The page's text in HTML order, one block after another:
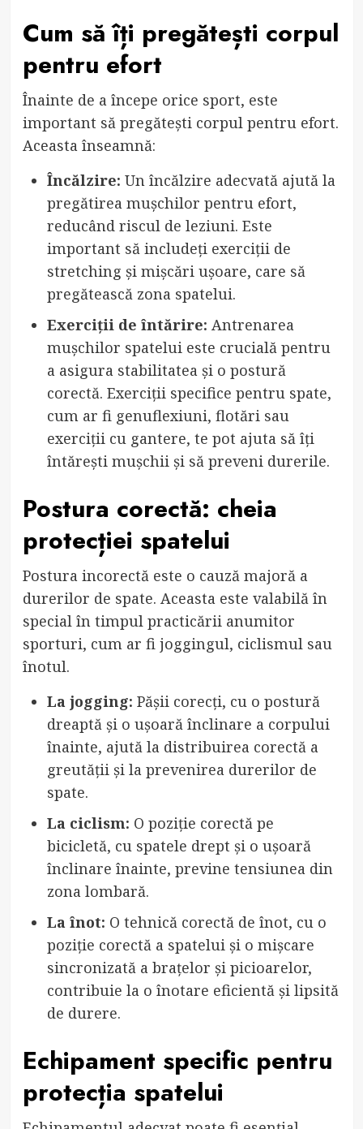
Cum să îți pregătești corpul
pentru efort
Înainte de a începe orice sport, este
important să pregătești corpul pentru efort.
Aceasta înseamnă:
Încălzire: Un încălzire adecvată ajută la
pregătirea mușchilor pentru efort,
reducând riscul de leziuni. Este
important să includeți exerciții de
stretching și mișcări ușoare, care să
pregătească zona spatelui.
Exerciții de întărire: Antrenarea
mușchilor spatelui este crucială pentru
a asigura stabilitatea și o postură
corectă. Exerciții specifice pentru spate,
cum ar fi genuflexiuni, flotări sau
exerciții cu gantere, te pot ajuta să îți
întărești mușchii și să preveni durerile.
Postura corectă: cheia
protecției spatelui
Postura incorectă este o cauză majoră a
durerilor de spate. Aceasta este valabilă în
special în timpul practicării anumitor
sporturi, cum ar fi joggingul, ciclismul sau
înotul.
La jogging: Pășii corecți, cu o postură
dreaptă și o ușoară înclinare a corpului
înainte, ajută la distribuirea corectă a
greutății și la prevenirea durerilor de
spate.
La ciclism: O poziție corectă pe
bicicletă, cu spatele drept și o ușoară
înclinare înainte, previne tensiunea din
zona lombară.
La înot: O tehnică corectă de înot, cu o
poziție corectă a spatelui și o mișcare
sincronizată a brațelor și picioarelor,
contribuie la o înotare eficientă și lipsită
de durere.
Echipament specific pentru
protecția spatelui